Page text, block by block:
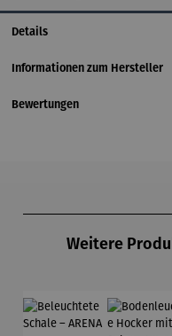
Details
Informationen zum Hersteller
Bewertungen
Weitere